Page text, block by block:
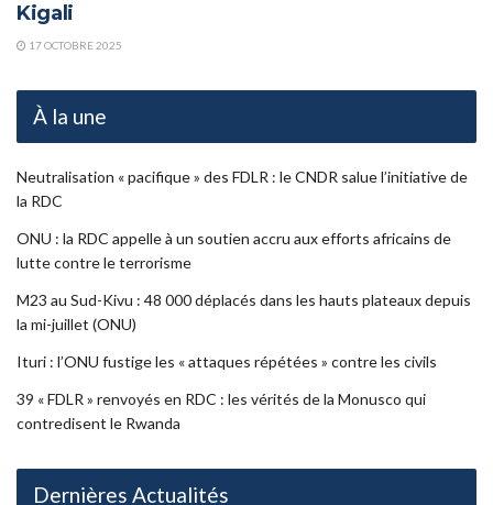
Kigali
17 OCTOBRE 2025
À la une
Neutralisation « pacifique » des FDLR : le CNDR salue l’initiative de
la RDC
ONU : la RDC appelle à un soutien accru aux efforts africains de
lutte contre le terrorisme
M23 au Sud-Kivu : 48 000 déplacés dans les hauts plateaux depuis
la mi-juillet (ONU)
Ituri : l’ONU fustige les « attaques répétées » contre les civils
39 « FDLR » renvoyés en RDC : les vérités de la Monusco qui
contredisent le Rwanda
Dernières Actualités